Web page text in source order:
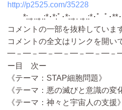
http://p2525.com/35228
*:.｡..｡.:*･*:ﾟ･*:.｡. .｡.:*･゜ﾟ･**･
コメントの一部を抜粋していま
コメントの全文はリンクを開い
━－━－━－━－━－━－━－
ー目 次ー
《テーマ：STAP細胞問題》
《テーマ：悪の滅びと意識の変
《テーマ：神々と宇宙人の支援》